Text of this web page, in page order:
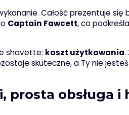
Całość prezentuje
Captain Fawcett, co
shavette: koszt użytkowania.
skuteczne, a Ty nie
obsługa i